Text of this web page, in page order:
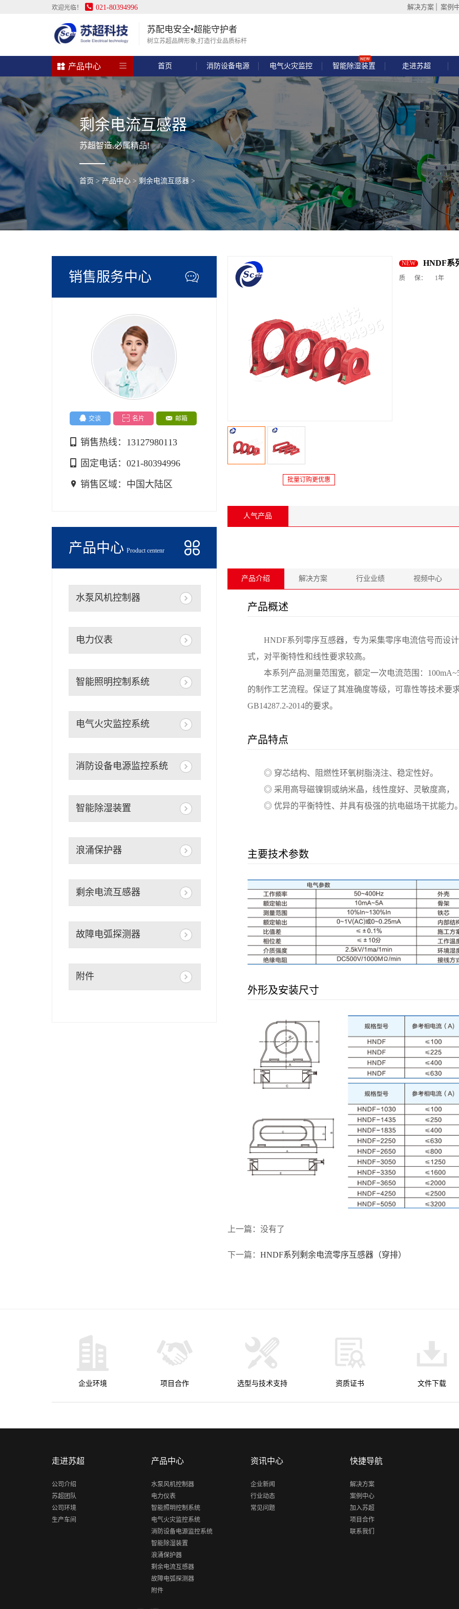
欢迎光临！  021-80394996 解决方案 案例
苏配电安全•超能守护者
树立苏超品牌形象,打造行业品质标杆
 产品中心
水泵风机控制器 >
单速风机控制器 单台水泵控制器 双速风机控制器 一控二单速风机控制器 一用一备水泵控制器
电力仪表 >
SC194U-2K1单相电压表 KLD系列单相数码电流表 KLD系列数码单相电压表 KLD系列三相数码数显网络电流表 KLD系列三相多功
KLD系列三相多功能数显网络数码表 KLD系列三相多功能数显网络液晶多功能表
智能照明控制系统 >
智能照明时控模块 8路普通照明控制模块_8路普通继电器控制模块 4路普通模块 4路时控模块 6路普通模块 6路时控模块 8路
12路普通模块 12路时控模块
电气火灾监控系统 >
剩余电流式电气火灾监控探测器报警器 消防电源监控传感器 HN-Z-LW1剩余电流式火灾监控探测器 HN-LW16剩余电流式火灾监控探测器
HN-LW8剩余电流式火灾监控探测器 HN-LF8剩余电流式火灾监控探测器 HNJ-F528B电气火灾监控设备
消防设备电源监控系统 >
HN-800M 消防设备电源监控模块(电流/电压信号传感器) HN-900 消防设备电源监控系统 HN-900A-消防设备电源监控模块(电流-电压信号传
HN-800S-消防设备电源监控模块(电流-电压信号传感器)
智能除湿装置 >
智能除湿装置
浪涌保护器 >
浪涌防雷保护器
剩余电流互感器 >
HNDF系列剩余电流零序互感器 HNDF系列剩余电流零序互感器（穿排）
故障电弧探测器 >
AFDD故障电弧探测器
附件 >
电缆附件 热缩管
首页 消防设备电源 电气火灾监控 智能除湿装置 走进苏超
剩余电流互感器
苏超智造,必属精品!
首页 >产品中心> 剩余电流互感器>
销售服务中心 
 交谈  名片  邮箱
销售热线： 13127980113
固定电话： 021-80394996
 销售区域：中国大陆区
产品中心 Product centenr 
水泵风机控制器
电力仪表
智能照明控制系统
电气火灾监控系统
消防设备电源监控系统
智能除湿装置
浪涌保护器
剩余电流互感器
故障电弧探测器
附件
批量订购更优惠
NEW HNDF系
质 保： 1年
人气产品
产品介绍 解决方案 行业业绩 视频中心
产品概述
HNDF系列零序互感器，专为采集零序电流信号而设
式，对平衡特性和线性要求较高。
本系列产品测量范围宽，额定一次电流范围：
的制作工艺流程。保证了其准确度等级，可靠性等技术要
GB14287.2-2014的要求。
产品特点
◎ 穿芯结构、阻燃性环氧树脂浇注、稳定性好。
◎ 采用高导磁镍铜或纳米晶，线性度好、灵敏度高，
◎ 优异的平衡特性、并具有极强的抗电磁场干扰能力
主要技术参数
外形及安装尺寸
上一篇：没有了
下一篇： HNDF系列剩余电流零序互感器（穿排）
企业环境 项目合作 选型与技术支持 资质证书 文件下载
走进苏超
公司介绍
苏超团队
公司环境
生产车间
产品中心
水泵风机控制器
电力仪表
智能照明控制系统
电气火灾监控系统
消防设备电源监控系统
智能除湿装置
浪涌保护器
剩余电流互感器
故障电弧探测器
附件
资讯中心
企业新闻
行业动态
常见问题
快捷导航
解决方案
案例中心
加入苏超
项目合作
联系我们